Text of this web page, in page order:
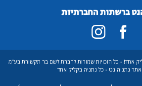
ברשתות החברתיות
אחד! - כל הזכויות שמורות לחברת לשם בר תקשורת בע"מ
נתניה נט - כל נתניה בקליק אחד